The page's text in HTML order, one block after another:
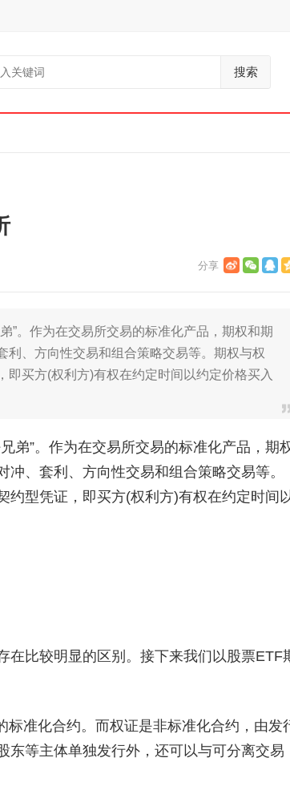
搜索
。作为在交易所交易的标准化产品，期权和期
、方向性交易和组合策略交易等。期权与权
买方(权利方)有权在约定时间以约定价格买入
”。作为在交易所交易的标准化产品，期
、套利、方向性交易和组合策略交易等。
约型凭证，即买方(权利方)有权在约定时间
比较明显的区别。接下来我们以股票ETF
准化合约。而权证是非标准化合约，由发
东等主体单独发行外，还可以与可分离交易